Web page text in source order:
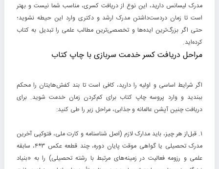
مدرک لیسانس دارید، این نوع از دریافت کسری، مناسب شما نیست و بهتر
است تا زمان دردست‌داشتن مدرک ارشد و دکتری وارد این حیطه نشوید؛
حتی اگر بزرگ‌ترین ایده‌ها و تخصصی‌ترین مطالب علمی را تبدیل به کتاب
کرده‌اید.
مراحل دریافت کسر خدمت سربازی با چاپ کتاب
اگر شرایط اساسی و اولیه را دارید، کافی است تا بند کفش‌هایتان را محکم
ببندید و وارد پروسه چاپ کتاب برای کم‌کردن زمان خدمت شوید. برای
دریافت چنین آپشن عالمانه و جذابی، مراحل زیر را طی کنید:
۱. قبل‌از هر چیز، باید مدارک لازم (اصل شناسنامه و کارت ملی، فتوکپی آخرین
مدرک تحصیلی یا گواهی موقت پایان دوره، چند قطعه عکس ۳*۴، سابقه
علمی و رزومه فعالیت در زمینه‌های مرتبط با رشته تحصیلی) را به «بنیاد